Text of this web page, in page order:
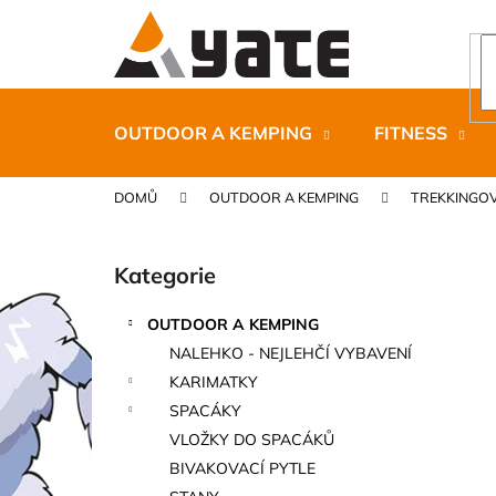
OUTDOOR A KEMPING FITNESS
DOMŮ OUTDOOR A KEMPING
r
a
n
Přeskočit
kategorie
Kategorie
OUTDOOR A KEMPING
NALEHKO - NEJLEHČÍ VYBAVENÍ
KARIMATKY
SPACÁKY
VLOŽKY DO SPACÁKŮ
BIVAKOVACÍ PYTLE
í
do
do
CARNOSPORT GEL 100 ML
899 Kč